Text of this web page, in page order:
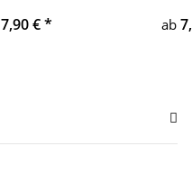
7,90 €*
ab